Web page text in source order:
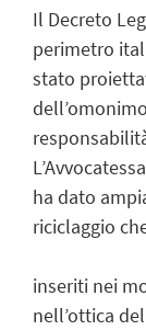
Il Decreto
perimetro
stato
ha dato
riciclaggio
inseriti nei
nell’ottica